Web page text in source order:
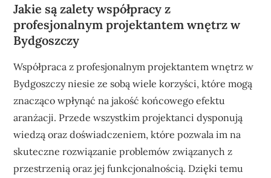
Jakie są zalety współpracy z
profesjonalnym projektantem wnętrz w
Bydgoszczy
Współpraca z profesjonalnym projektantem wnętrz w
Bydgoszczy niesie ze sobą wiele korzyści, które mogą
znacząco wpłynąć na jakość końcowego efektu
aranżacji. Przede wszystkim projektanci dysponują
wiedzą oraz doświadczeniem, które pozwala im na
skuteczne rozwiązanie problemów związanych z
przestrzenią oraz jej funkcjonalnością. Dzięki temu